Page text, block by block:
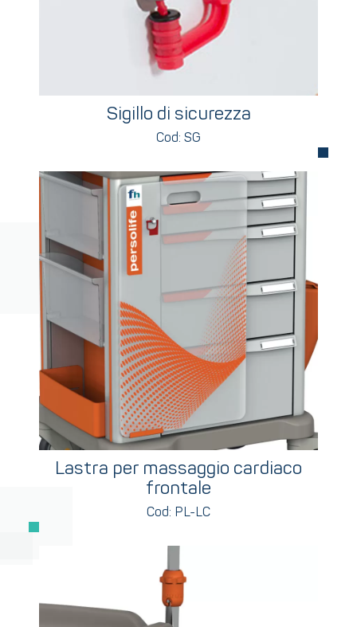
Sigillo di sicurezza
Cod: SG
Lastra per massaggio cardiaco
frontale
Cod: PL-LC